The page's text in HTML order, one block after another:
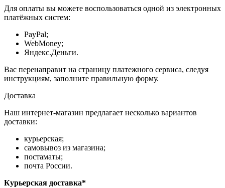
Для оплаты вы можете воспользоваться одной из электронных
платёжных систем:
PayPal;
WebMoney;
Яндекс.Деньги.
Вас перенаправит на страницу платежного сервиса, следуя
инструкциям, заполните правильную форму.
Доставка
Наш интернет-магазин предлагает несколько вариантов
доставки:
курьерская;
самовывоз из магазина;
постаматы;
почта России.
Курьерская доставка*